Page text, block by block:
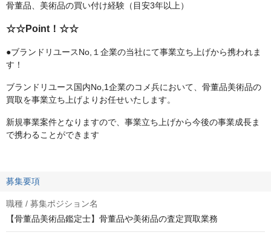
骨董品、美術品の買い付け経験（目安3年以上）
☆☆Point！☆☆
●ブランドリユースNo,１企業の当社にて事業立ち上げから携われま
す！
ブランドリユース国内No,1企業のコメ兵において、骨董品美術品の
買取を事業立ち上げよりお任せいたします。
新規事業案件となりますので、事業立ち上げから今後の事業成長ま
で携わることができます
募集要項
職種 / 募集ポジション名
【骨董品美術品鑑定士】骨董品や美術品の査定買取業務